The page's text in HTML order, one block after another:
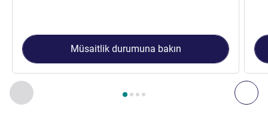
Önceki - Oda
Sayfa , Oda 1 : Classic room with 1 double bed , Oda 2
Müsaitlik durumuna bakın